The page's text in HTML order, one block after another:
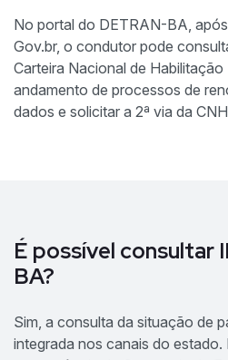
No portal do DETRAN-BA,
Gov.br, o condutor pode
Carteira Nacional de
andamento de processos de
dados e solicitar a 2ª via da
É possível consultar
BA?
Sim, a consulta da situação de
integrada nos canais do estado.